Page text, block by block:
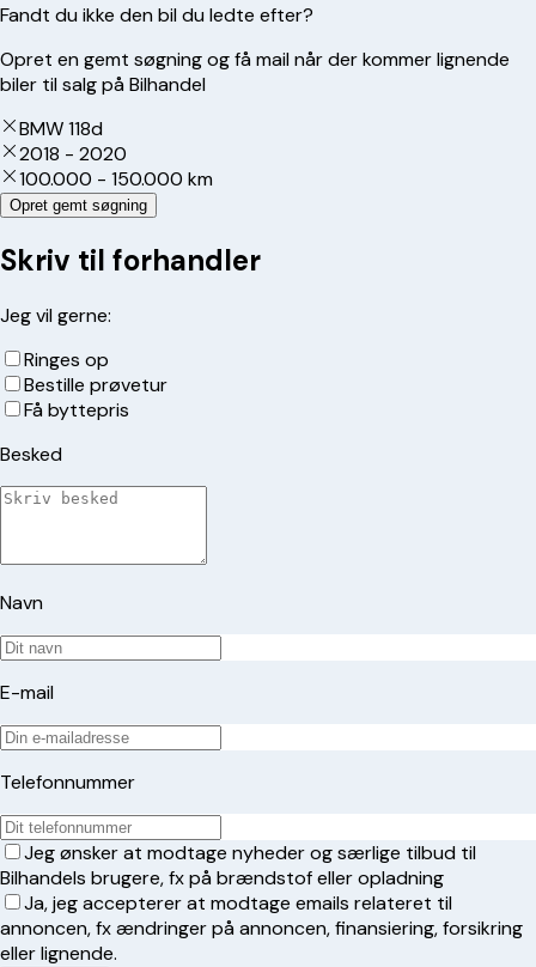
Fandt du ikke den bil du ledte efter?
Opret en gemt søgning og få mail når der kommer lignende
biler til salg på Bilhandel
BMW 118d
2018 - 2020
100.000 - 150.000 km
Opret gemt søgning
Skriv til forhandler
Jeg vil gerne:
Ringes op
Bestille prøvetur
Få byttepris
Besked
Navn
E-mail
Telefonnummer
Jeg ønsker at modtage nyheder og særlige tilbud til
Bilhandels brugere, fx på brændstof eller opladning
Ja, jeg accepterer at modtage emails relateret til
annoncen, fx ændringer på annoncen, finansiering, forsikring
eller lignende.